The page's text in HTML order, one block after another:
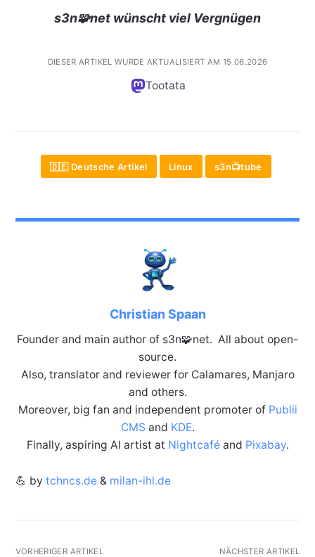
s3n🧩net wünscht viel Vergnügen
DIESER ARTIKEL WURDE AKTUALISIERT AM 15.06.2026
Tootata
🇩🇪 Deutsche Artikel Linux s3n📺tube
Christian Spaan
Founder and main author of s3n🧩net. All about open-
source.
Also, translator and reviewer for Calamares, Manjaro
and others.
Moreover, big fan and independent promoter of Publii
CMS and KDE.
Finally, aspiring AI artist at Nightcaféand Pixabay.
💪 by tchncs.de& milan-ihl.de
VORHERIGER ARTIKEL NÄCHSTER ARTIKEL